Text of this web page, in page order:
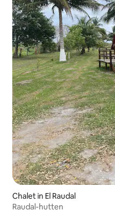
Chalet in El Raudal
Raudal-hutten